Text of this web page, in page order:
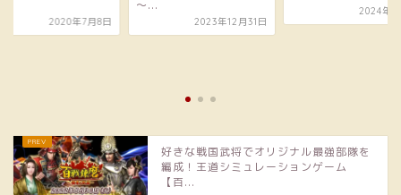
を元にしたクセキャ
登場する【ネバーア
アリが主役の【立ち上が
れ、アリ帝国】ってどん
2020年7
好きな戦国武将でオリジナル最強部隊を
編成！王道シミュレーションゲーム
【百...